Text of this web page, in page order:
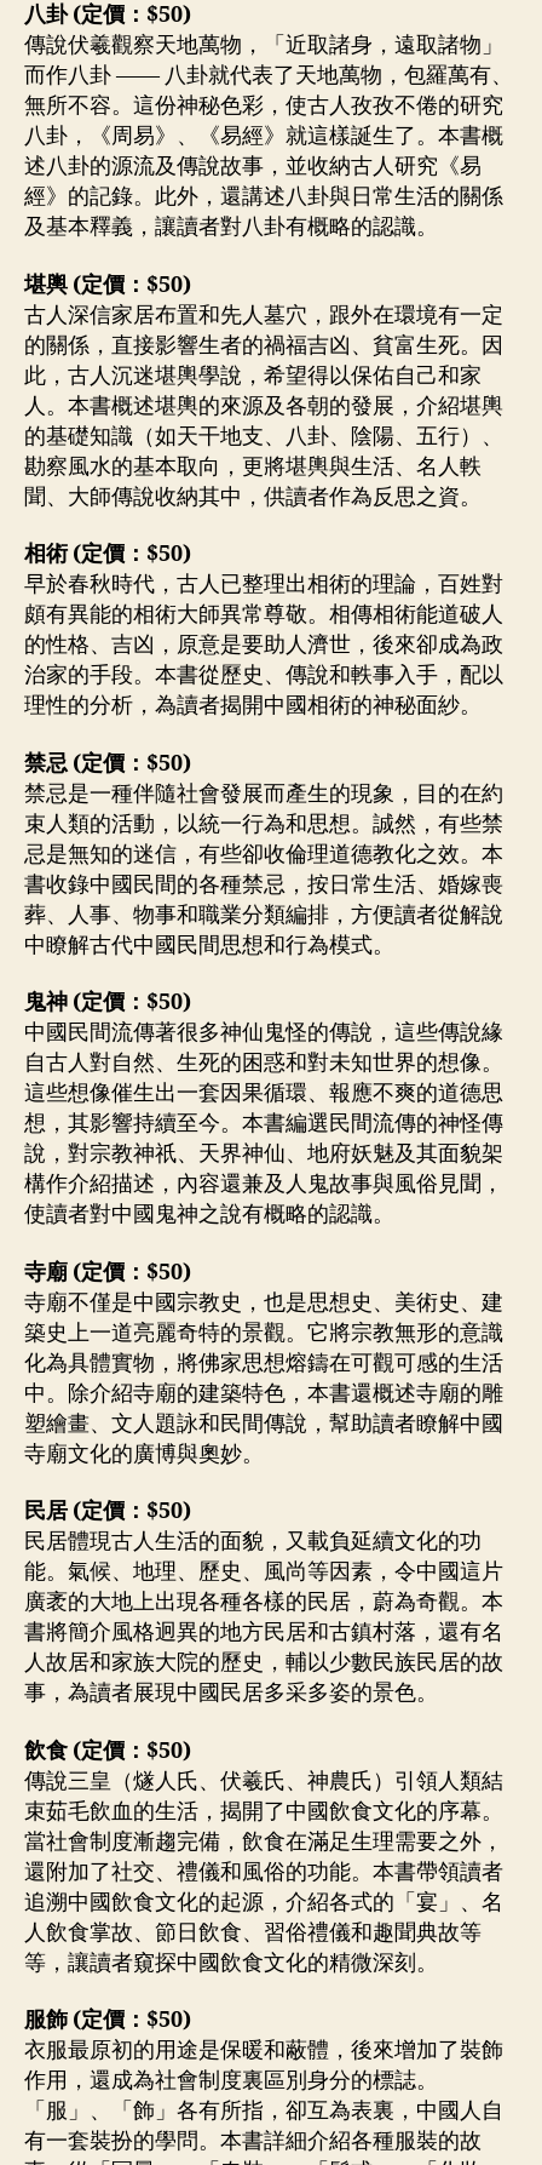
八卦 (定價：$50)
傳說伏羲觀察天地萬物，「近取諸身，遠取諸物」
而作八卦 —— 八卦就代表了天地萬物，包羅萬有、
無所不容。這份神秘色彩，使古人孜孜不倦的研究
八卦，《周易》、《易經》就這樣誕生了。本書概
述八卦的源流及傳說故事，並收納古人研究《易
經》的記錄。此外，還講述八卦與日常生活的關係
及基本釋義，讓讀者對八卦有概略的認識。
堪輿 (定價：$50)
古人深信家居布置和先人墓穴，跟外在環境有一定
的關係，直接影響生者的禍福吉凶、貧富生死。因
此，古人沉迷堪輿學說，希望得以保佑自己和家
人。本書概述堪輿的來源及各朝的發展，介紹堪輿
的基礎知識（如天干地支、八卦、陰陽、五行）、
勘察風水的基本取向，更將堪輿與生活、名人軼
聞、大師傳說收納其中，供讀者作為反思之資。
相術 (定價：$50)
早於春秋時代，古人已整理出相術的理論，百姓對
頗有異能的相術大師異常尊敬。相傳相術能道破人
的性格、吉凶，原意是要助人濟世，後來卻成為政
治家的手段。本書從歷史、傳說和軼事入手，配以
理性的分析，為讀者揭開中國相術的神秘面紗。
禁忌 (定價：$50)
禁忌是一種伴隨社會發展而產生的現象，目的在約
束人類的活動，以統一行為和思想。誠然，有些禁
忌是無知的迷信，有些卻收倫理道德教化之效。本
書收錄中國民間的各種禁忌，按日常生活、婚嫁喪
葬、人事、物事和職業分類編排，方便讀者從解說
中瞭解古代中國民間思想和行為模式。
鬼神 (定價：$50)
中國民間流傳著很多神仙鬼怪的傳說，這些傳說緣
自古人對自然、生死的困惑和對未知世界的想像。
這些想像催生出一套因果循環、報應不爽的道德思
想，其影響持續至今。本書編選民間流傳的神怪傳
說，對宗教神祇、天界神仙、地府妖魅及其面貌架
構作介紹描述，內容還兼及人鬼故事與風俗見聞，
使讀者對中國鬼神之說有概略的認識。
寺廟 (定價：$50)
寺廟不僅是中國宗教史，也是思想史、美術史、建
築史上一道亮麗奇特的景觀。它將宗教無形的意識
化為具體實物，將佛家思想熔鑄在可觀可感的生活
中。除介紹寺廟的建築特色，本書還概述寺廟的雕
塑繪畫、文人題詠和民間傳說，幫助讀者瞭解中國
寺廟文化的廣博與奧妙。
民居 (定價：$50)
民居體現古人生活的面貌，又載負延續文化的功
能。氣候、地理、歷史、風尚等因素，令中國這片
廣袤的大地上出現各種各樣的民居，蔚為奇觀。本
書將簡介風格迥異的地方民居和古鎮村落，還有名
人故居和家族大院的歷史，輔以少數民族民居的故
事，為讀者展現中國民居多采多姿的景色。
飲食 (定價：$50)
傳說三皇（燧人氏、伏羲氏、神農氏）引領人類結
束茹毛飲血的生活，揭開了中國飲食文化的序幕。
當社會制度漸趨完備，飲食在滿足生理需要之外，
還附加了社交、禮儀和風俗的功能。本書帶領讀者
追溯中國飲食文化的起源，介紹各式的「宴」、名
人飲食掌故、節日飲食、習俗禮儀和趣聞典故等
等，讓讀者窺探中國飲食文化的精微深刻。
服飾 (定價：$50)
衣服最原初的用途是保暖和蔽體，後來增加了裝飾
作用，還成為社會制度裏區別身分的標誌。
「服」、「飾」各有所指，卻互為表裏，中國人自
有一套裝扮的學問。本書詳細介紹各種服裝的故